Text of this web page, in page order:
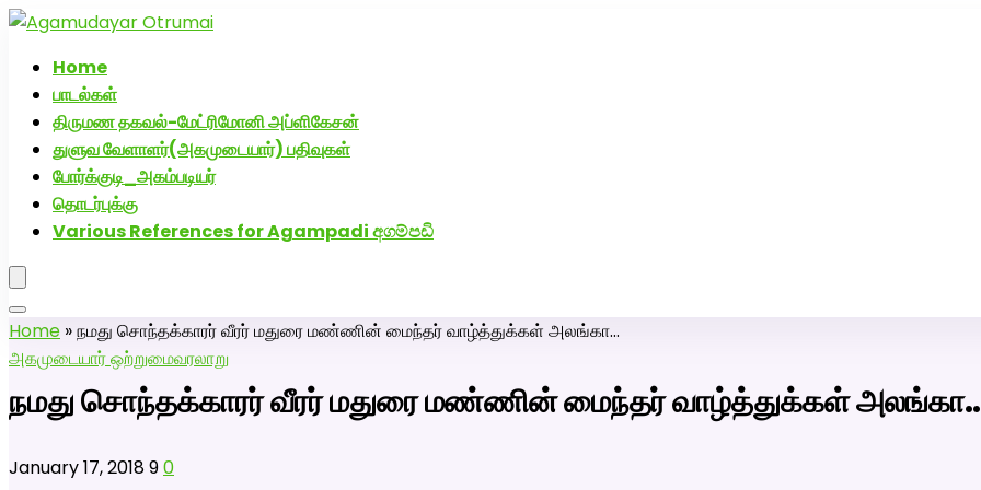
Home
பாடல்கள்
திருமண தகவல்-மேட்ரிமோனி அப்ளிகேசன்
துளுவ வேளாளர்(அகமுடையார்) பதிவுகள்
போர்க்குடி_அகம்படியர்
தொடர்புக்கு
Various References for Agampadi අගම්පඩි
Home »நமது சொந்தக்காரர் வீரர் மதுரை மண்ணின் மைந்தர் வாழ்த்துக்கள் அலங்கா…
அகமுடையார் ஒற்றுமைவரலாறு
நமது சொந்தக்காரர் வீரர் மதுரை மண்ணின் மைந்தர் வாழ்த்துக்கள்
January 17, 201890
அகமுடையார் திருமண வரன்களுக்கு அகமுடையார்மேட்ரி-பெண் வீட்டாருக்கு 100% இலவச திருமண சேவை! வாட்ஸப் எண்: